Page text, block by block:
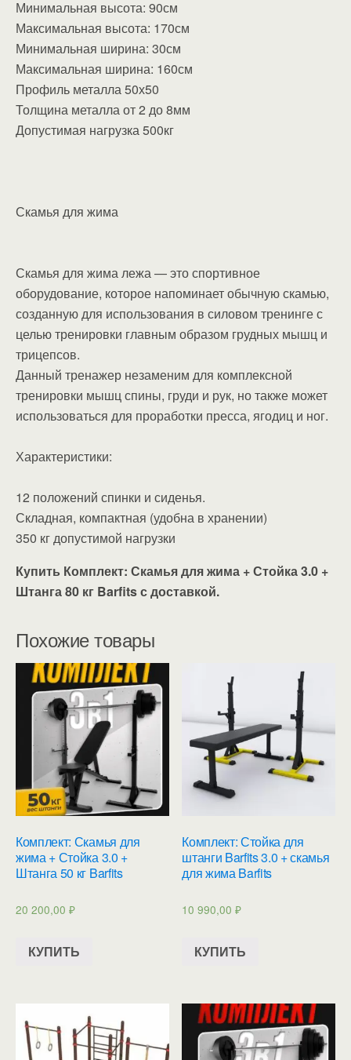
Минимальная высота: 90см
Максимальная высота: 170см
Минимальная ширина: 30см
Максимальная ширина: 160см
Профиль металла 50х50
Толщина металла от 2 до 8мм
Допустимая нагрузка 500кг
Скамья для жима
Скамья для жима лежа — это спортивное
оборудование, которое напоминает обычную скамью,
созданную для использования в силовом тренинге с
целью тренировки главным образом грудных мышц и
трицепсов.
Данный тренажер незаменим для комплексной
тренировки мышц спины, груди и рук, но также может
использоваться для проработки пресса, ягодиц и ног.
Характеристики:
12 положений спинки и сиденья.
Складная, компактная (удобна в хранении)
350 кг допустимой нагрузки
Купить Комплект: Скамья для жима + Стойка 3.0 +
Штанга 80 кг Barfits с доставкой.
Похожие товары
Комплект: Скамья для
жима + Стойка 3.0 +
Штанга 50 кг Barfits
20 200,00 ₽
КУПИТЬ
Комплект: Стойка для
штанги Barfits 3.0 + скамья
для жима Barfits
10 990,00₽
КУПИТЬ